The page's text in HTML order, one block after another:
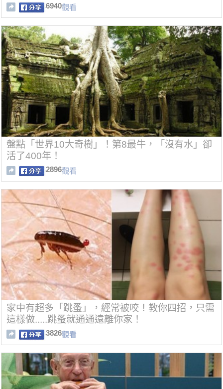
6940觀看
盤點「世界10大奇樹」！第8最牛，「沒有水」卻
活了400年！
2896觀看
家中有超多「跳蚤」，經常被咬！教你四招，只需
這樣做.....跳蚤就通通遠離你家！
3826觀看